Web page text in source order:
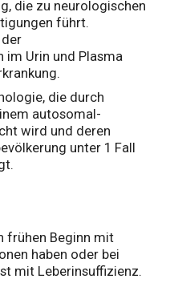
die zu neurologischen
führt.
im Urin und Plasma
die durch
autosomal-
wird und deren
unter 1 Fall
frühen Beginn mit
haben oder bei
mit Leberinsuffizienz.